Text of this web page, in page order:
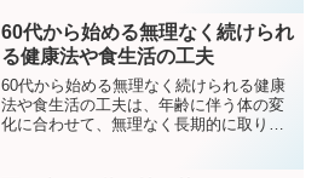
液の少なさが気になる…」といった小さ
な変化に気づいたことは...
60代から始める無理なく続けられ
る健康法や食生活の工夫
60代から始める無理なく続けられる健康
法や食生活の工夫は、年齢に伴う体の変
化に合わせて、無理なく長期的に取り組